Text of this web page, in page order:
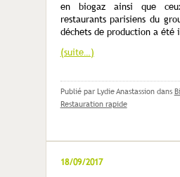
en biogaz ainsi que
restaurants parisiens du
déchets de production a été
(suite…)
Publié par Lydie Anastassion dans
Restauration rapide
18/09/2017